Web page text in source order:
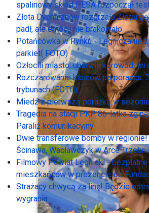
spalinowy skład PESA rozpoczął
Złota Dycha znów rozgrzała
padł, ale emocji nie brakowało
Potańcówka w Rynku - Legniczanie
parkiet( FOTO)
Ozłocili miasto, ubarwili korowód,
Rozczarowanie kibiców po porażce.
trybunach (FOTO)
Miedź z pierwszą porażką w
Tragedia na stacji PKP. 86-latka
Paraliż komunikacyjny
Dwie transferowe bomby w
Ścinawa, Wacławczyk w Arce
Filmowy Powiat Legnicki -
mieszkańców w prezencie od
Strażacy chwycą za linę! Będzie
wygrania